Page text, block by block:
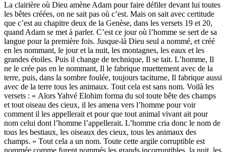
La clairière où Dieu amène Adam pour faire défiler devant lui toutes
les bêtes créées, on ne sait pas où c’est. Mais on sait avec certitude
que c’est au chapitre deux de la Genèse, dans les versets 19 et 20,
quand Adam se met à parler. C’est ce jour où l’homme se sert de sa
langue pour la première fois. Jusque-là Dieu seul a nommé, et créé
en les nommant, le jour et la nuit, les montagnes, les eaux et les
grandes étoiles. Puis il change de technique, Il se tait. L’homme, Il
ne le crée pas en le nommant, Il le fabrique muettement avec de la
terre, puis, dans la sombre foulée, toujours taciturne, Il fabrique aussi
avec de la terre tous les animaux. Tout cela est sans nom. Voilà les
versets : « Alors Yahvé Elohim forma du sol toute bête des champs
et tout oiseau des cieux, il les amena vers l’homme pour voir
comment il les appellerait et pour que tout animal vivant ait pour
nom celui dont l’homme l’appellerait. L’homme cria donc le nom de
tous les bestiaux, les oiseaux des cieux, tous les animaux des
champs. » Tout cela a un nom. Toute cette argile corruptible est